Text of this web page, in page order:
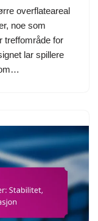
overflateareal
noe som
treffområde for
lar spillere